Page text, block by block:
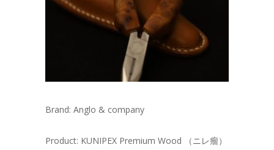
Brand: Anglo & company
Product: KUNIPEX Premium Wood （ニレ瘤）